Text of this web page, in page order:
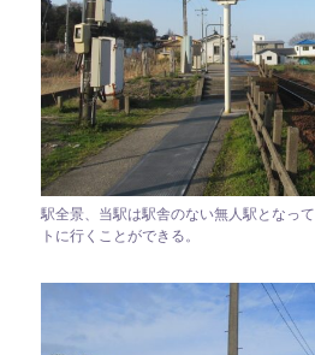
駅全景、当駅は駅舎のない無人駅となっ
トに行くことができる。